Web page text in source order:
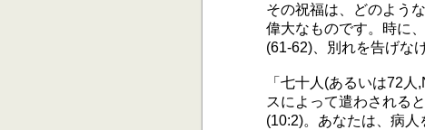
その祝福は、どのよう
偉大なものです。時に
(61-62)、別れを告げな
「七十人(あるいは72
スによって遣わされる
(10:2)。あなたは、病